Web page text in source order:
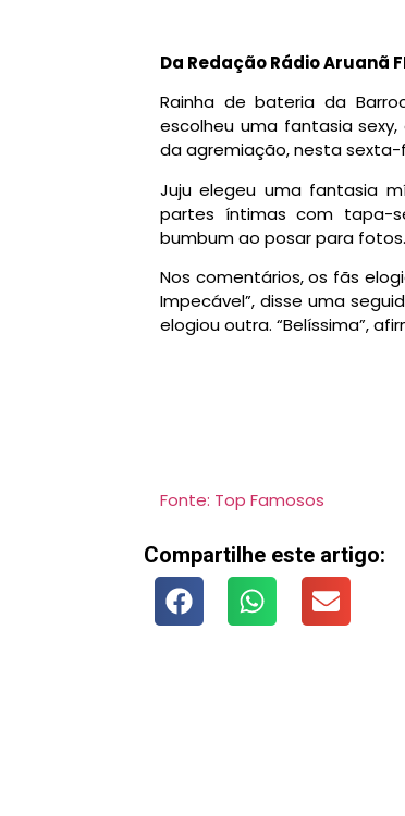
Da Redação Rádio Aruanã
Rainha de bateria da
escolheu uma fantasia
da agremiação, nesta sexta-
Juju elegeu uma fantasia
partes íntimas com tapa-
bumbum ao posar para fotos.
Nos comentários, os fãs
Impecável”, disse uma
elogiou outra. “Belíssima”,
Fonte: Top Famosos
Compartilhe este artigo: